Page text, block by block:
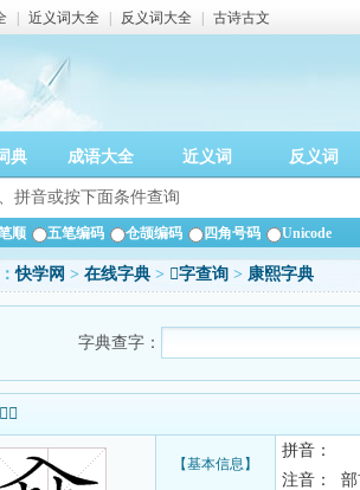
近义词大全 反义词大全 古诗古文
典 成语大全 近义词 反义词
顺 五笔编码 仓颉编码 四角号码 Unicode
快学网 > 在线字典 > 𨾁字查询 > 康熙字典
字典查字：
息
【基本信息】
拼音：
注音： 部